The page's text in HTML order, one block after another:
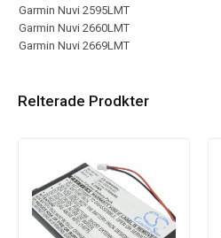
Garmin Nuvi 2595LMT
Garmin Nuvi 2660LMT
Garmin Nuvi 2669LMT
Relterade Prodkter